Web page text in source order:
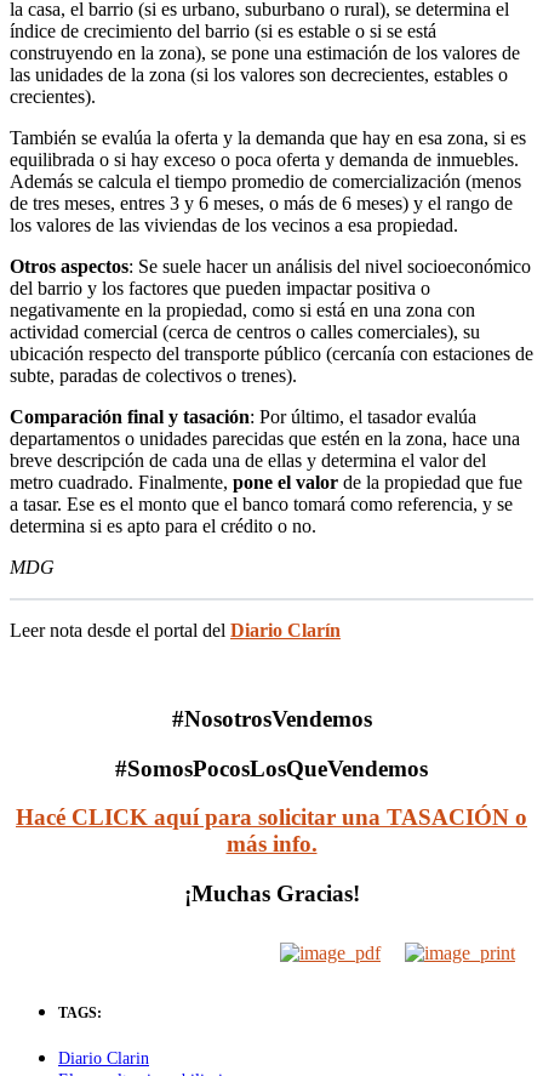
la casa, el barrio (si es urbano, suburbano o rural), se determina el
índice de crecimiento del barrio (si es estable o si se está
construyendo en la zona), se pone una estimación de los valores de
las unidades de la zona (si los valores son decrecientes, estables o
crecientes).
También se evalúa la oferta y la demanda que hay en esa zona, si es
equilibrada o si hay exceso o poca oferta y demanda de inmuebles.
Además se calcula el tiempo promedio de comercialización (menos
de tres meses, entres 3 y 6 meses, o más de 6 meses) y el rango de
los valores de las viviendas de los vecinos a esa propiedad.
Otros aspectos: Se suele hacer un análisis del nivel socioeconómico
del barrio y los factores que pueden impactar positiva o
negativamente en la propiedad, como si está en una zona con
actividad comercial (cerca de centros o calles comerciales), su
ubicación respecto del transporte público (cercanía con estaciones de
subte, paradas de colectivos o trenes).
Comparación final y tasación: Por último, el tasador evalúa
departamentos o unidades parecidas que estén en la zona, hace una
breve descripción de cada una de ellas y determina el valor del
metro cuadrado. Finalmente, pone el valor de la propiedad que fue
a tasar. Ese es el monto que el banco tomará como referencia, y se
determina si es apto para el crédito o no.
MDG
Leer nota desde el portal del Diario Clarín
#NosotrosVendemos
#SomosPocosLosQueVendemos
Hacé CLICK aquí para solicitar una TASACIÓN o
más info.
¡Muchas Gracias!
TAGS:
Diario Clarin